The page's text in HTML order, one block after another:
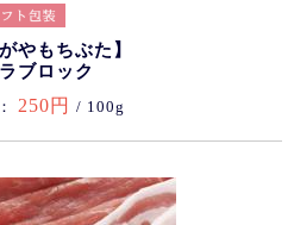
やもちぶた】
ブロック
250円 / 100g